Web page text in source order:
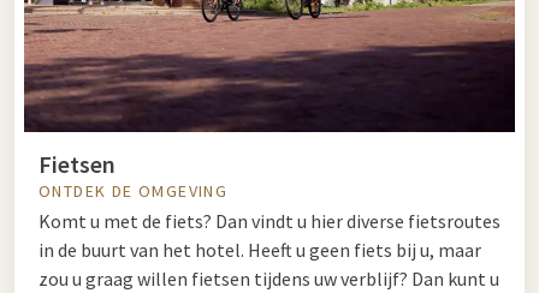
Fietsen
ONTDEK DE OMGEVING
Komt u met de fiets? Dan vindt u hier diverse fietsroutes
in de buurt van het hotel. Heeft u geen fiets bij u, maar
zou u graag willen fietsen tijdens uw verblijf? Dan kunt u